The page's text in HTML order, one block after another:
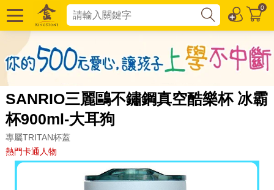
0
SANRIO三麗鷗不鏽鋼真空酷樂杯 冰霸
杯900ml-大耳狗
專屬TRITAN杯蓋
熱門卡通人物